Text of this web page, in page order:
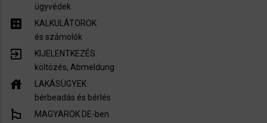
ügyvédek
calculate
KALKULÁTOROK
és számolók
exit_to_app
KIJELENTKEZÉS
költözés, Abmeldung
house
LAKÁSÜGYEK
bérbeadás és bérlés
emoji_flags
MAGYAROK DE-ben